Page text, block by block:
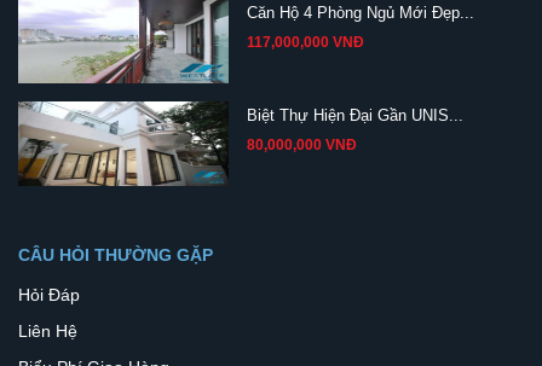
Căn Hộ 4 Phòng Ngủ Mới Đẹp...
117,000,000 VNĐ
Biệt Thự Hiện Đại Gần UNIS...
80,000,000 VNĐ
CÂU HỎI THƯỜNG GẶP
Hỏi Đáp
Liên Hệ